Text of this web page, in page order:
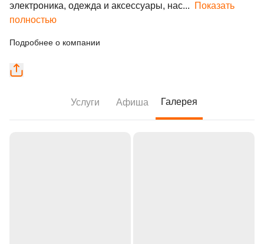
электроника, одежда и аксессуары, нас... Показать
полностью
Подробнее о компании
Услуги Афиша Галерея